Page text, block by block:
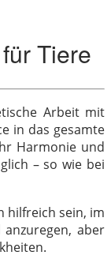
Tiere
Arbeit mit
in das gesamte
Harmonie und
– so wie bei
hilfreich sein, im
aber